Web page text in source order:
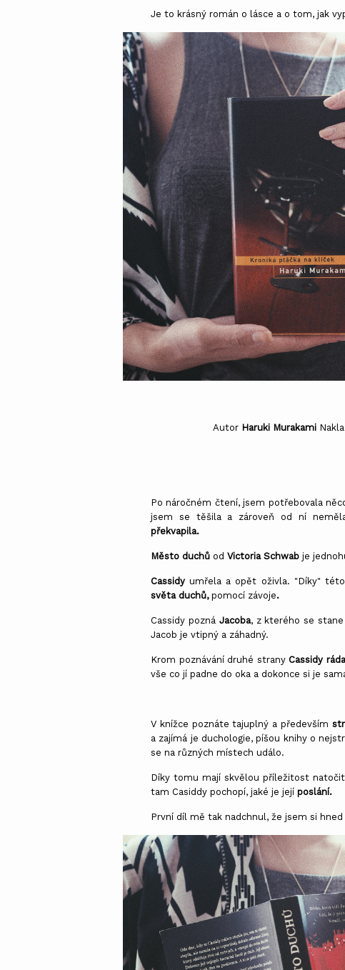
Je to krásný román o lásce a o tom, jak
Autor Haruki Murakami
Po náročném čtení, jsem potřebovala
jsem se těšila a zároveň od ní
překvapila.
Město duchů od Victoria Schwab je
Cassidy umřela a opět oživla. "Díky"
světa duchů, pomocí závoje.
Cassidy pozná Jacoba, z kterého se
Jacob je vtipný a záhadný.
Krom poznávání druhé strany Cassidy
vše co jí padne do oka a dokonce si je
V knížce poznáte tajuplný a především
a zajímá je duchologie, píšou knihy o
se na různých místech událo.
Díky tomu mají skvělou příležitost natočit
tam Casiddy pochopí, jaké je její poslání.
První díl mě tak nadchnul, že jsem si